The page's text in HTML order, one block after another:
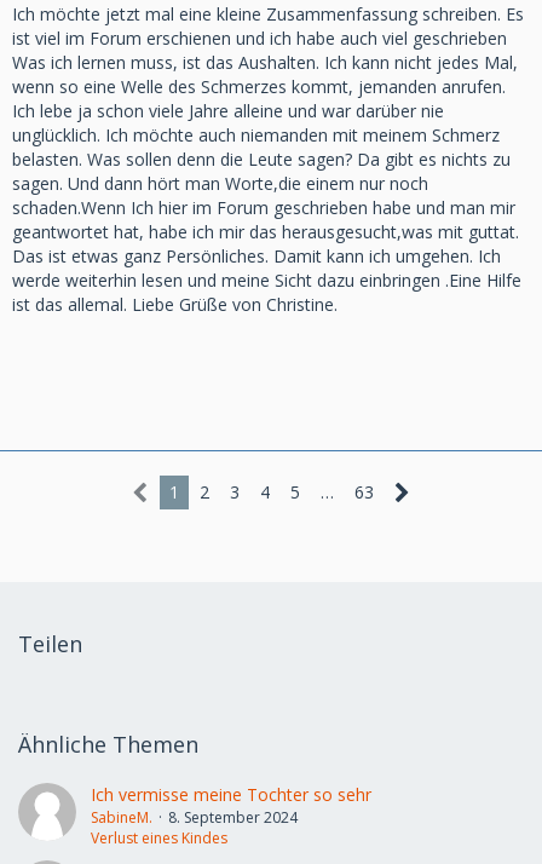
Ich möchte jetzt mal eine kleine Zusammenfassung schreiben. Es
ist viel im Forum erschienen und ich habe auch viel geschrieben
Was ich lernen muss, ist das Aushalten. Ich kann nicht jedes Mal,
wenn so eine Welle des Schmerzes kommt, jemanden anrufen.
Ich lebe ja schon viele Jahre alleine und war darüber nie
unglücklich. Ich möchte auch niemanden mit meinem Schmerz
belasten. Was sollen denn die Leute sagen? Da gibt es nichts zu
sagen. Und dann hört man Worte,die einem nur noch
schaden.Wenn Ich hier im Forum geschrieben habe und man mir
geantwortet hat, habe ich mir das herausgesucht,was mit guttat.
Das ist etwas ganz Persönliches. Damit kann ich umgehen. Ich
werde weiterhin lesen und meine Sicht dazu einbringen .Eine Hilfe
ist das allemal. Liebe Grüße von Christine.
1 2 3 4 5 … 63
Teilen
Ähnliche Themen
Ich vermisse meine Tochter so sehr
SabineM.
8. September 2024
Verlust eines Kindes